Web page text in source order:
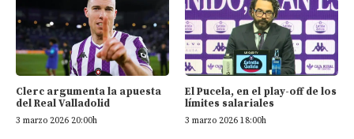
Clerc argumenta la apuesta
del Real Valladolid
3 marzo 2026 20:00h
El Pucela, en el play-off de los
límites salariales
3 marzo 2026 18:00h